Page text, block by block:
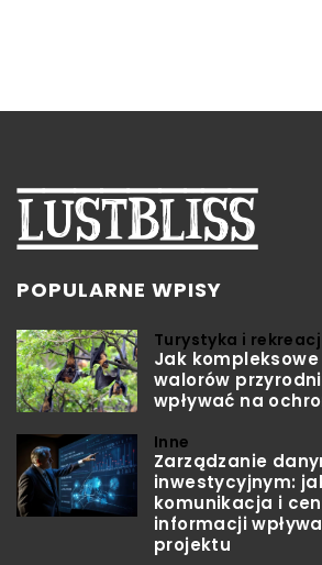
POPULARNE WPISY
Turystyka i
Jak
walorów
wpływać na
Inne
Zarządzanie
inwestycyjnym:
komunikacja i
informacji
projektu